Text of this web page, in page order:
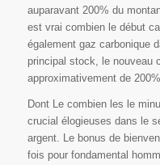
auparavant 200% du
est vrai combien le début
également gaz carbonique
principal stock, le nouveau
approximativement de
Dont Le combien les le
crucial élogieuses dans le
argent. Le bonus de
fois pour fondamental